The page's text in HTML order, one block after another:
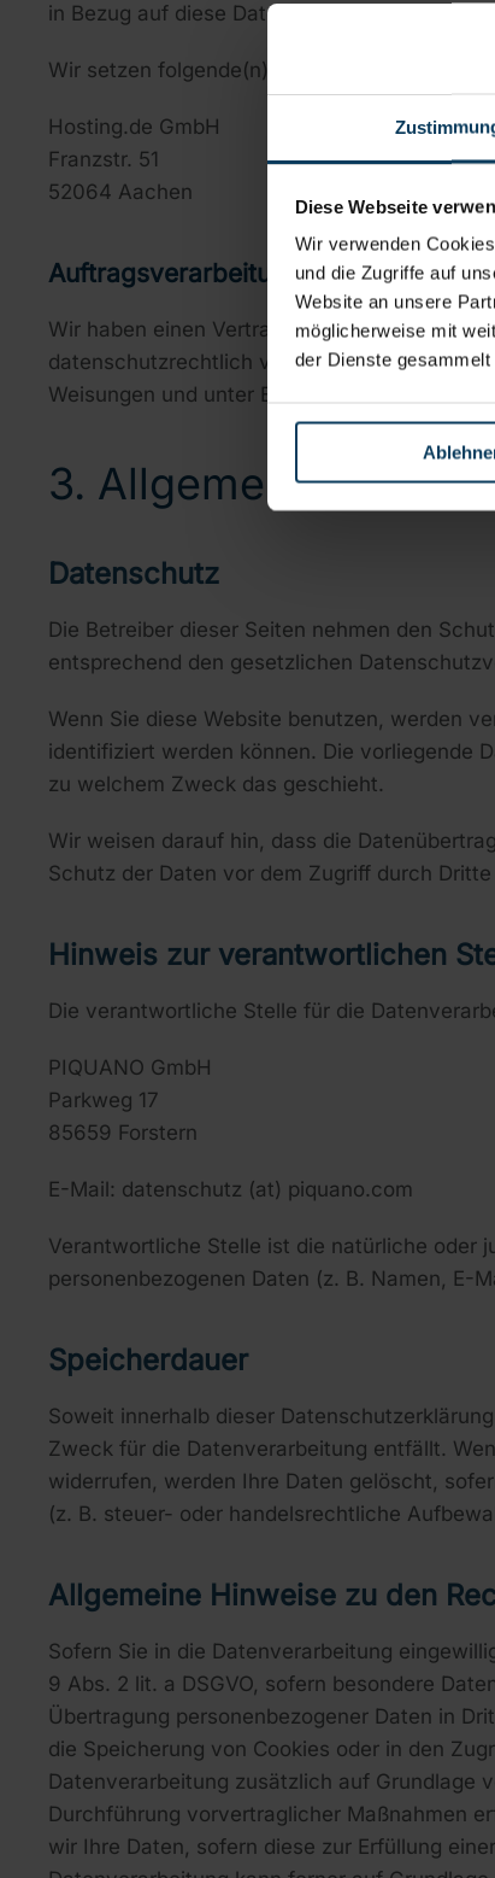
Diese Webseite
Wir verwenden
und die Zugriffe auf
Website an unsere
möglicherweise mit
der Dienste gesammelt
in Bezug auf diese Daten befolgen.
Wir setzen folgende(n) Hoster ein:
Hosting.de GmbH
Franzstr. 51
52064 Aachen
Auftragsverarbeitung
Wir haben einen Vertrag über
datenschutzrechtlich vorgeschriebenen
Weisungen und unter Einhaltung der DSGVO
3. Allgemeine
Datenschutz
Die Betreiber dieser Seiten nehmen den
entsprechend den gesetzlichen
Wenn Sie diese Website benutzen, werden
identifiziert werden können. Die vorliegende
zu welchem Zweck das geschieht.
Wir weisen darauf hin, dass die
Schutz der Daten vor dem Zugriff durch
Hinweis zur verantwortlichen
Die verantwortliche Stelle für die
PIQUANO GmbH
Parkweg 17
85659 Forstern
E-Mail: datenschutz (at) piquano.com
Verantwortliche Stelle ist die natürliche oder
personenbezogenen Daten (z. B. Namen, E-
Speicherdauer
Soweit innerhalb dieser
Zweck für die Datenverarbeitung entfällt.
widerrufen, werden Ihre Daten gelöscht,
(z. B. steuer- oder handelsrechtliche
Allgemeine Hinweise zu den
Sofern Sie in die Datenverarbeitung
9 Abs. 2 lit. a DSGVO, sofern besondere
Übertragung personenbezogener Daten in
die Speicherung von Cookies oder in den
Datenverarbeitung zusätzlich auf Grundlage
Durchführung vorvertraglicher Maßnahmen
wir Ihre Daten, sofern diese zur Erfüllung